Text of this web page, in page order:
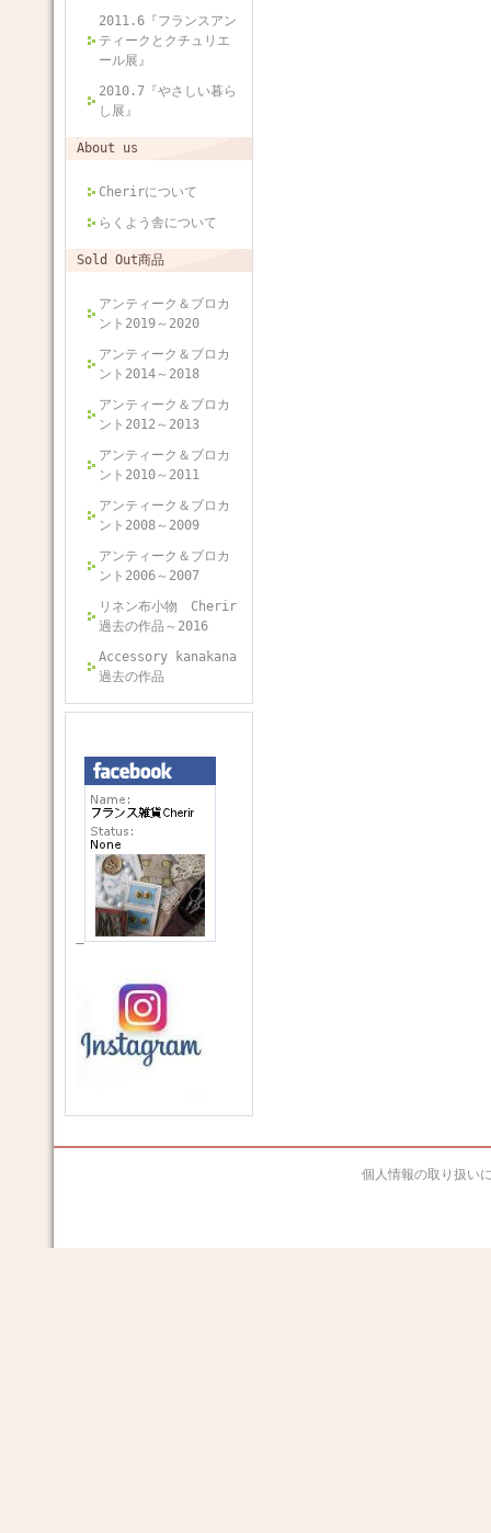
2011.6『フランスアン
ティークとクチュリエ
ール展』
2010.7『やさしい暮ら
し展』
About us
Cherirについて
らくよう舎について
Sold Out商品
アンティーク＆ブロカ
ント2019～2020
アンティーク＆ブロカ
ント2014～2018
アンティーク＆ブロカ
ント2012～2013
アンティーク＆ブロカ
ント2010～2011
アンティーク＆ブロカ
ント2008～2009
アンティーク＆ブロカ
ント2006～2007
リネン布小物 Cherir
過去の作品～2016
Accessory kanakana
過去の作品
個人情報の取り扱い